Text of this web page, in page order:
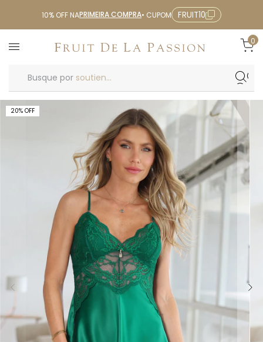
10% OFF NAPRIMEIRA COMPRA• CUPOM FRUIT10
0
Busque por soutien...
20% OFF